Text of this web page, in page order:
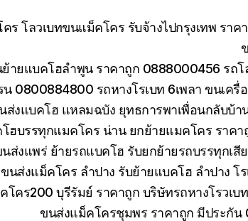
ร โลวเบทขนแม็คโคร รับจ้างไปกรุงเทพ ราค
ายแบคโฮลำพูน ราคาถูก 0888000456 รถโ
น 0800884800 รถหางโรเบท 6เพลา ขนเครื่
ส่งแบคโฮ แหลมฉบัง ยุทธการพาเพื่อนกลับบ้า
ฮบรรทุกแมคโคร น่าน ยกย้ายแมคโคร ราคา
ส่งแพร่ ย้ายรถแบคโฮ รับยกย้ายรถบรรทุกเสี
ขนส่งแม็คโคร ลำปาง รับย้ายแบคโฮ ลำปาง โร
โคร200 บุรีรัมย์ ราคาถูก บริษัทรถหางโรวเบ
ขนส่งแม็คโครชุมพร ราคาถูก มีประกัน